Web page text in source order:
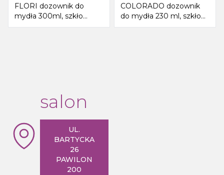
FLORI dozownik do
mydła 300ml, szkło
mleczne, czarny mat
COLORADO dozownik
do mydła 230 ml, szkło
mleczne, chrom
salon
UL.
BARTYCKA
26
PAWILON
200